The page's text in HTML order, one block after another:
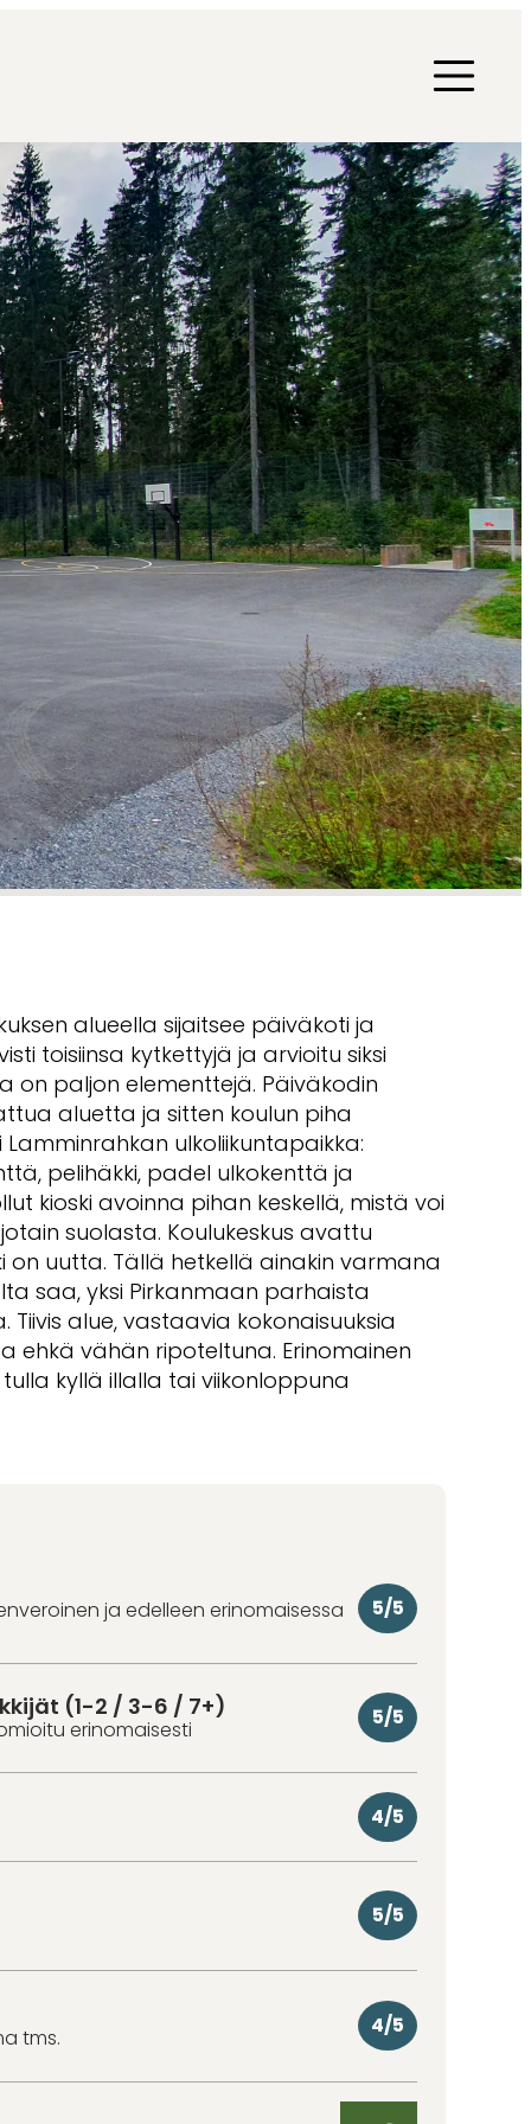
alueella sijaitsee päiväkoti ja
toisiinsa kytkettyjä ja arvioitu siksi
on paljon elementtejä. Päiväkodin
aluetta ja sitten koulun piha
Lamminrahkan ulkoliikuntapaikka:
pelihäkki, padel ulkokenttä ja
kioski avoinna pihan keskellä, mistä voi
suolasta. Koulukeskus avattu
on uutta. Tällä hetkellä ainakin varmana
saa, yksi Pirkanmaan parhaista
Tiivis alue, vastaavia kokonaisuuksia
ehkä vähän ripoteltuna. Erinomainen
kyllä illalla tai viikonloppuna
ja edelleen erinomaisessa 5/5
(1-2 / 3-6 / 7+)
erinomaisesti 5/5
4/5
5/5
tms. 4/5